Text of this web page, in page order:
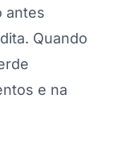
antes
Quando
e na